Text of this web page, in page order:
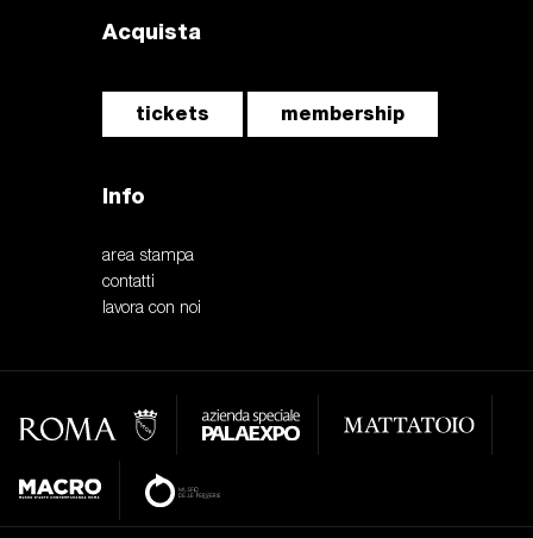
Acquista
tickets membership
Info
area stampa
contatti
lavora con noi